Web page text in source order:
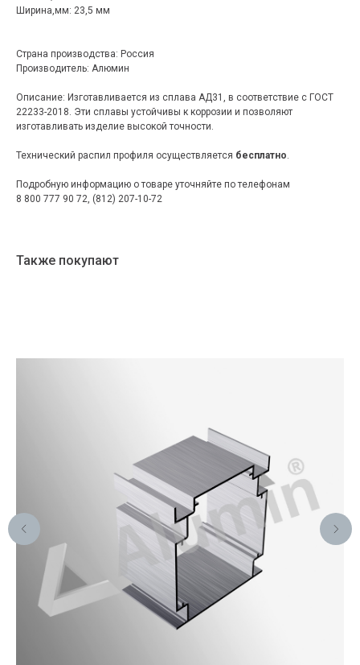
Ширина,мм: 23,5 мм
Страна производства: Россия
Производитель: Алюмин
Описание: Изготавливается из сплава АД31, в соответствие с ГОСТ
22233-2018. Эти сплавы устойчивы к коррозии и позволяют
изготавливать изделие высокой точности.
Технический распил профиля осуществляется бесплатно.
Подробную информацию о товаре уточняйте по телефонам
8 800 777 90 72, (812) 207-10-72
Также покупают